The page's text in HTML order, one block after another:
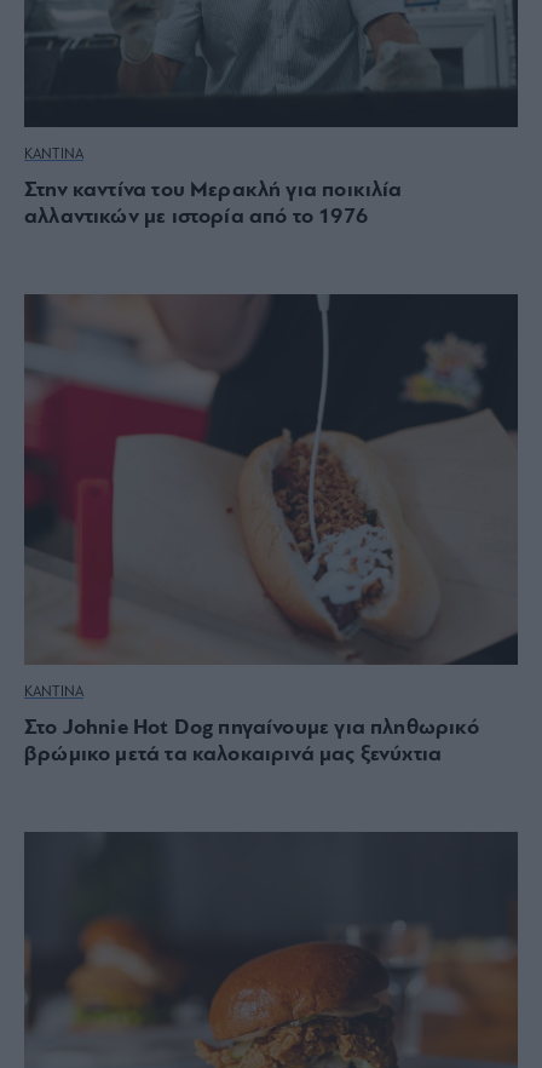
ΚΑΝΤΙΝΑ
Στην καντίνα του Μερακλή για ποικιλία
αλλαντικών με ιστορία από το 1976
ΚΑΝΤΙΝΑ
Στο Johnie Hot Dog πηγαίνουμε για πληθωρικό
βρώμικο μετά τα καλοκαιρινά μας ξενύχτια